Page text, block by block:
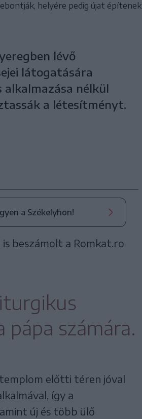
helyére pedig újat építenek
lévő
látogatására
alkalmazása nélkül
a létesítményt.
a Székelyhon!
beszámolt a Romkat.ro
számára.
előtti téren jóval
így a
új és több ülő